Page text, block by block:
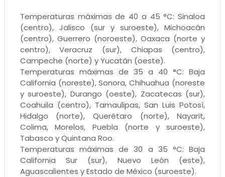
Temperaturas máximas de 40 a 45 °C: Sinaloa
(centro), Jalisco (sur y suroeste), Michoacán
(centro), Guerrero (noroeste), Oaxaca (norte y
centro), Veracruz (sur), Chiapas (centro),
Campeche (norte) y Yucatán (oeste).
Temperaturas máximas de 35 a 40 °C: Baja
California (noreste), Sonora, Chihuahua (noreste
y suroeste), Durango (oeste), Zacatecas (sur),
Coahuila (centro), Tamaulipas, San Luis Potosí,
Hidalgo (norte), Querétaro (norte), Nayarit,
Colima, Morelos, Puebla (norte y suroeste),
Tabasco y Quintana Roo.
Temperaturas máximas de 30 a 35 °C: Baja
California Sur (sur), Nuevo León (este),
Aguascalientes y Estado de México (suroeste).